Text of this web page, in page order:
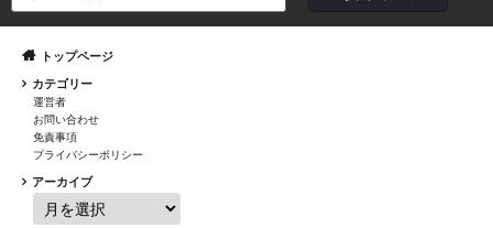
トップページ
カテゴリー
運営者
お問い合わせ
免責事項
プライバシーポリシー
アーカイブ